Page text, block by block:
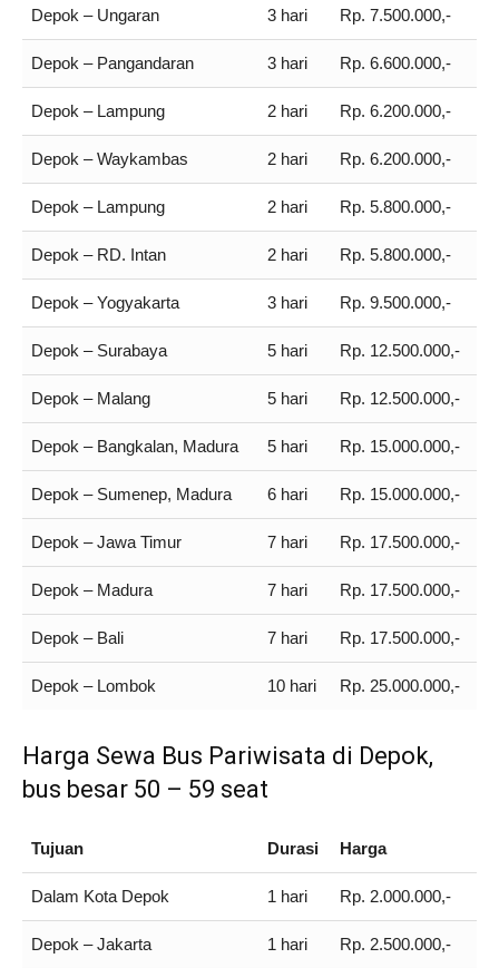
Depok – Ungaran 3 hari Rp. 7.500.000,-
Depok – Pangandaran 3 hari Rp. 6.600.000,-
Depok – Lampung 2 hari Rp. 6.200.000,-
Depok – Waykambas 2 hari Rp. 6.200.000,-
Depok – Lampung 2 hari Rp. 5.800.000,-
Depok – RD. Intan 2 hari Rp. 5.800.000,-
Depok – Yogyakarta 3 hari Rp. 9.500.000,-
Depok – Surabaya 5 hari Rp. 12.500.000,-
Depok – Malang 5 hari Rp. 12.500.000,-
Depok – Bangkalan, Madura 5 hari Rp. 15.000.000,-
Depok – Sumenep, Madura 6 hari Rp. 15.000.000,-
Depok – Jawa Timur 7 hari Rp. 17.500.000,-
Depok – Madura 7 hari Rp. 17.500.000,-
Depok – Bali 7 hari Rp. 17.500.000,-
Depok – Lombok 10 hari Rp. 25.000.000,-
Harga Sewa Bus Pariwisata di Depok,
bus besar 50 – 59 seat
Tujuan Durasi Harga
Dalam Kota Depok 1 hari Rp. 2.000.000,-
Depok – Jakarta 1 hari Rp. 2.500.000,-